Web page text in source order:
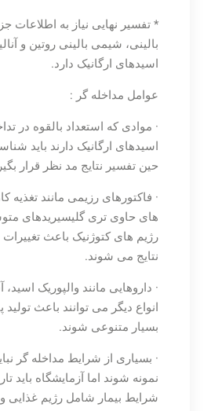
* تفسیر نهایی نیاز به اطلاعات
بالینی، شیمی بالینی روتین و
اسیدهای ارگانیک دارد.
عوامل مداخله گر :
· موادی که استعداد بالقوه در
اسیدهای ارگانیک دارند باید
حین تفسیر نتایج مد نظر قرار
· فاکتورهای رزیمی مانند تغذیه
های حاوی تری گلیسیریدهای
رژیم های کتوژنیک باعث
نتایج می شوند.
· داروهایی مانند والپوریک
انواع دیگر می توانند باعث
بسیار متنوعی شوند.
· بسیاری از شرایط مداخله گر
نمونه شوند اما آزمایشگاه باید
شرایط بیمار شامل رژیم غذایی